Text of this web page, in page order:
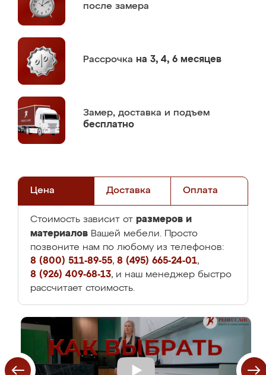
после замера
Рассрочка на 3, 4, 6 месяцев
Замер, доставка и подъем
бесплатно
Цена Доставка Оплата
Стоимость зависит от размеров и
материалов Вашей мебели. Просто
позвоните нам по любому из телефонов:
8 (800) 511-89-55, 8 (495) 665-24-01,
8 (926) 409-68-13, и наш менеджер быстро
рассчитает стоимость.